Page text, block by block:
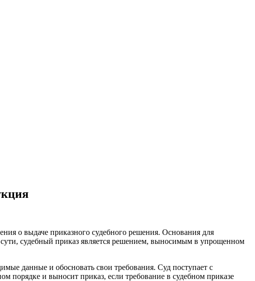
о выдаче приказного судебного решения. Основания для
судебный приказ является решением, выносимым в упрощенном
данные и обосновать свои требования. Суд поступает с
порядке и выносит приказ, если требование в судебном приказе